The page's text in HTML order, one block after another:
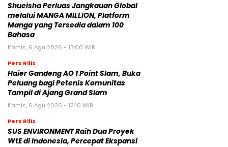
Shueisha Perluas Jangkauan Global
melalui MANGA MILLION, Platform
Manga yang Tersedia dalam 100
Bahasa
Kamis, 6 Agu 2026 - 13:00 WIB
Pers Rilis
Haier Gandeng AO 1 Point Slam, Buka
Peluang bagi Petenis Komunitas
Tampil di Ajang Grand Slam
Kamis, 6 Agu 2026 - 12:10 WIB
Pers Rilis
SUS ENVIRONMENT Raih Dua Proyek
WtE di Indonesia, Percepat Ekspansi